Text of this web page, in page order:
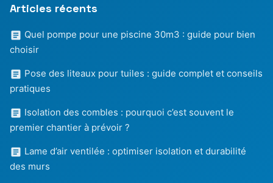
Articles récents
Quel pompe pour une piscine 30m3 : guide pour bien
choisir
Pose des liteaux pour tuiles : guide complet et conseils
pratiques
Isolation des combles : pourquoi c’est souvent le
premier chantier à prévoir ?
Lame d’air ventilée : optimiser isolation et durabilité
des murs